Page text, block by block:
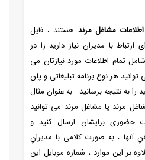
مشاغل مرند هستند ، فایل
ارتباط با مدیران نیاز دارید را در
تمام اطلاعات مورد نیازتان می
هر نوع برنامه تبلیغاتی و پلن
را به نتیجه برسانید . به عنوان مثال
مرند یا مشاغل مرند می توانید
حضوری برایشان ارسال کنید و
آنها ، به صورت کلامی با مدیرانِ
بر این موارد ، شماره موبایل این